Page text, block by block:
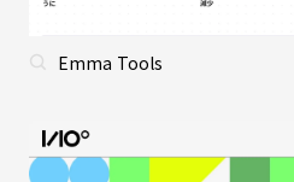
Emma Tools